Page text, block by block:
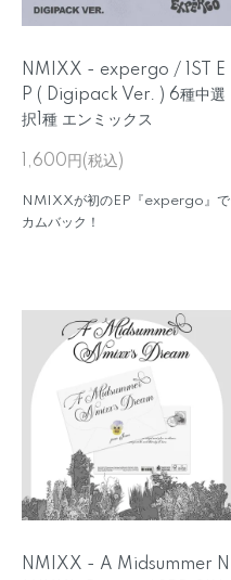
NMIXX - expergo / 1ST E
P ( Digipack Ver. ) 6種中選
択1種 エンミックス
1,600円(税込)
NMIXXが初のEP『expergo』で
カムバック！
NMIXX - A Midsummer N